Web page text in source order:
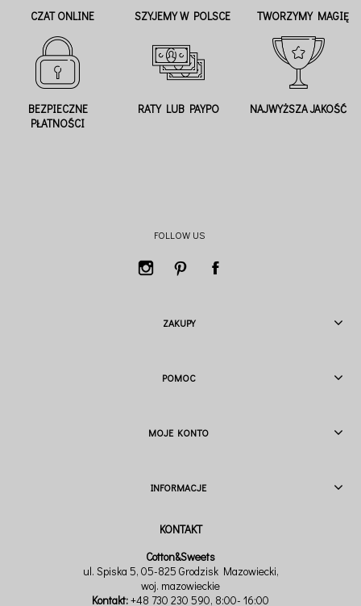
CZAT ONLINE SZYJEMY W POLSCE TWORZYMY MAGIĘ
BEZPIECZNE
PŁATNOŚCI
RATY LUB PAYPO NAJWYŻSZA JAKOŚĆ
FOLLOW US
ZAKUPY
POMOC
MOJE KONTO
INFORMACJE
Cotton&Sweets
ul. Spiska 5, 05-825 Grodzisk Mazowiecki,
woj. mazowieckie
Kontakt:+48 730 230 590, 8:00- 16:00